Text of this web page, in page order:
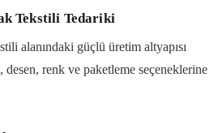
Tekstili Tedariki
alanındaki güçlü üretim altyapısı
desen, renk ve paketleme seçeneklerine